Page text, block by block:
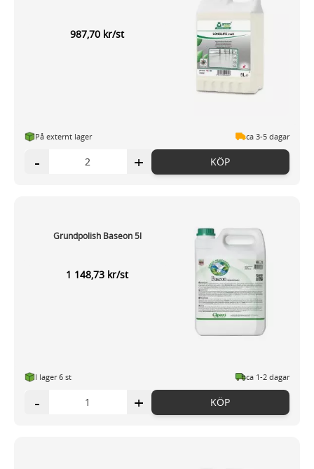
987,70 kr/st
På externt lager ca 3-5 dagar
- + KÖP
Grundpolish Baseon 5l
1 148,73 kr/st
I lager 6 st ca 1-2 dagar
- + KÖP